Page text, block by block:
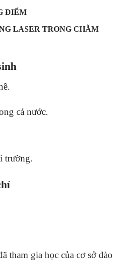
ĐIỂM
LASER TRONG CHĂM
cả nước.
trường.
tham gia học của cơ sở đào